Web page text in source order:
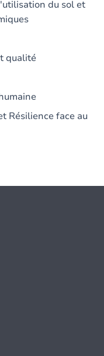
du sol et
qualité
Résilience face au